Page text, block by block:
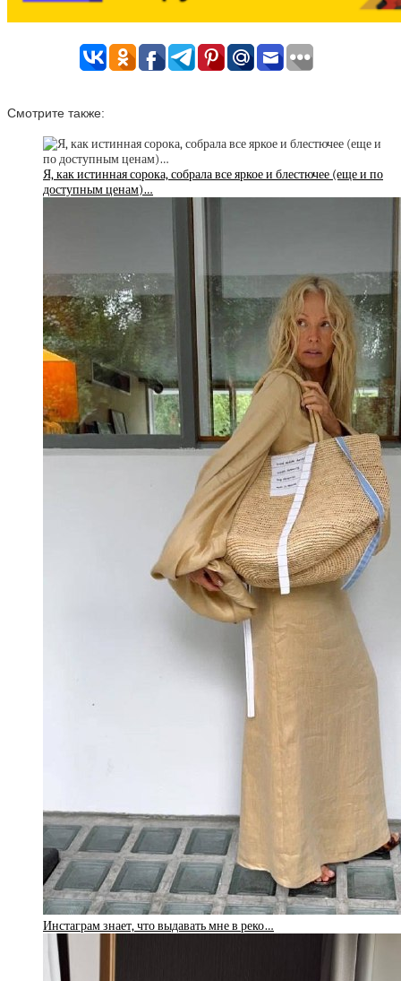
Смотрите также:
Я, как истинная сорока, собрала все яркое и блестючее (еще и по
доступным ценам)…
Инстаграм знает, что выдавать мне в реко…